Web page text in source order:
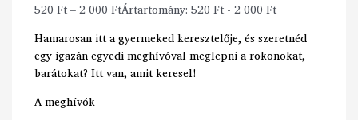
520 Ft–2 000 FtÁrtartomány: 520 Ft - 2 000 Ft
Hamarosan itt a gyermeked keresztelője, és szeretnéd
egy igazán egyedi meghívóval meglepni a rokonokat,
barátokat? Itt van, amit keresel!
A meghívók